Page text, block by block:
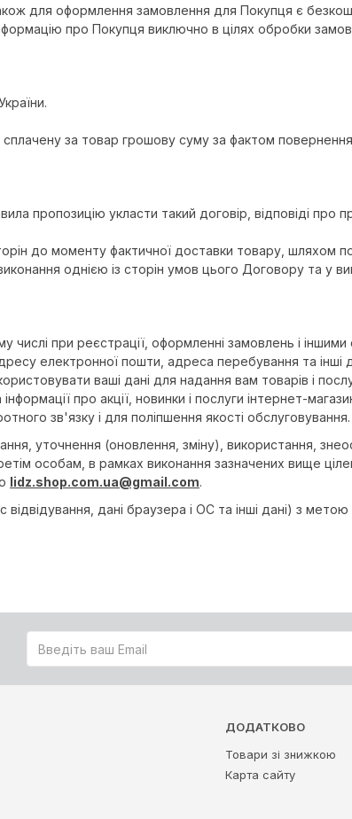
для оформлення замовлення для Покупця є
про Покупця виключно в цілях обробки
за товар грошову суму за фактом
укласти такий договір, відповіді про
до моменту фактичної доставки товару, шляхом
однією із сторін умов цього Договору та у
при реєстрації, оформленні замовлень і
електронної пошти, адреса перебування та інші
ваші дані для надання вам товарів і
про акції, новинки і послуги інтернет-
зв'язку і для поліпшення якості обслуговування.
уточнення (оновлення, зміну), використання,
особам, в рамках виконання зазначених вище
lidz.shop.com.ua@gmail.com.
дані браузера і ОС та інші дані) з
ДОДАТКОВО
Товари зі знижкою
Карта сайту